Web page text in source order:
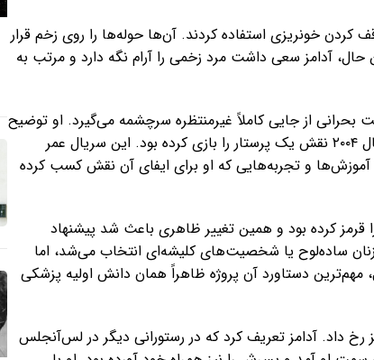
خونریزی استفاده کردند. آن‌ها حوله‌ها را روی زخم قرار
حال، آدامز سعی داشت مرد زخمی را آرام نگه دارد و مرتب به
بحرانی از جایی کاملاً غیرمنتظره سرچشمه می‌گیرد. او توضیح
داد که سال‌ها پیش در سریال پزشکی «دکتر وگاس» محصول سال ۲۰۰۴ نقش یک پرستار را بازی کرده بود. این سریال عمر
و تجربه‌هایی که او برای ایفای آن نقش کسب کرده
قرمز کرده بود و همین تغییر ظاهری باعث شد پیشنهاد
ساده‌لوح یا شخصیت‌های کلیشه‌ای انتخاب می‌شد، اما
دستاورد آن پروژه ظاهراً همان دانش اولیه پزشکی
داد. آدامز تعریف کرد که در رستورانی دیگر در لس‌آنجلس